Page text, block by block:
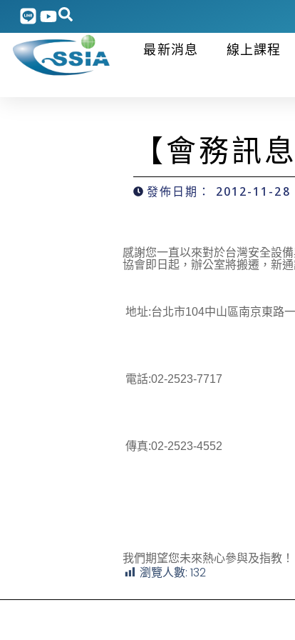
最新消息 線上課程
【會務訊
發佈日期： 2012-11-28
感謝您一直以來對於台灣安全設
協會即日起，辦公室將搬遷，新
地址:台北市104中山區南京東路
電話:02-2523-7717
傳真:02-2523-4552
我們期望您未來熱心參與及指教！
瀏覽人數: 132